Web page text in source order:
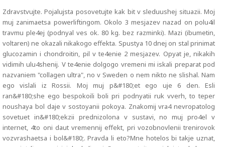
Zdravstvujte. Pojalujsta posovetujte kak bit v sleduushej situazii. Moj
muj zanimaetsa powerliftingom. Okolo 3 mesjazev nazad on polu4il
travmu ple4ej (podnyal ves ok. 80 kg. bez razminki). Mazi (ibumetin,
voltaren) ne okazali nikakogo effekta. Spustya 10 dnej on stal prinimat
glucozamin i chondroitin, pil v te4enie 2 mesjazev. Opyat je, nikakih
vidimih ulu4shenij. V te4enie dolgogo vremeni mi iskali preparat pod
nazvaniem "collagen ultra", no v Sweden o nem nikto ne slishal. Nam
ego vislali iz Rossii. Moj muj p&#180;et ego uje 6 den. Esli
ran&#180;she ego bespokoili boli pri podnyatii ruk vverh, to teper
noushaya bol daje v sostoyanii pokoya. Znakomij vra4 nevropatolog
sovetuet in&#180;ekzii prednizolona v sustavi, no muj pro4el v
internet, 4to oni daut vremennij effekt, pri vozobnovlenii trenirovok
vozvrashaetsa i bol&#180;. Pravda li eto?Mne hotelos bi takje uznat,